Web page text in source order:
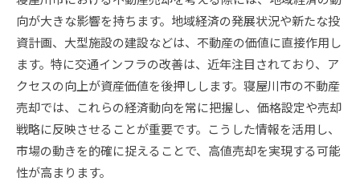
向が大きな影響を持ちます。地域経済の発展状況や新たな投
資計画、大型施設の建設などは、不動産の価値に直接作用し
ます。特に交通インフラの改善は、近年注目されており、ア
クセスの向上が資産価値を後押しします。寝屋川市の不動産
売却では、これらの経済動向を常に把握し、価格設定や売却
戦略に反映させることが重要です。こうした情報を活用し、
市場の動きを的確に捉えることで、高値売却を実現する可能
性が高まります。